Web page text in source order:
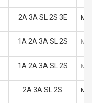
2A 3A SL 2S 3E M
1A 2A 3A SL 2S M
1A 2A 3A SL 2S M
2A 3A SL 2S M